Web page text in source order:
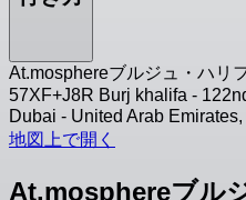
At.mosphereブルジュ・ハリ
57XF+J8R Burj khalifa -
Dubai - United Arab Emirates,
地図上で開く
At.mosphereブル